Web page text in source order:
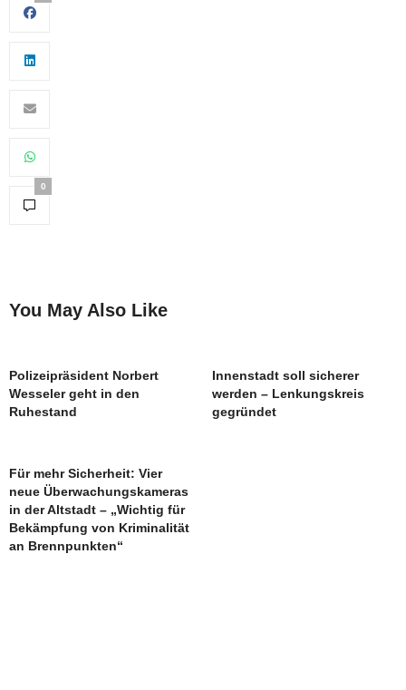
0
You May Also Like
Polizeipräsident Norbert
Wesseler geht in den
Ruhestand
Innenstadt soll sicherer
werden – Lenkungskreis
gegründet
Für mehr Sicherheit: Vier
neue Überwachungskameras
in der Altstadt – „Wichtig für
Bekämpfung von Kriminalität
an Brennpunkten“